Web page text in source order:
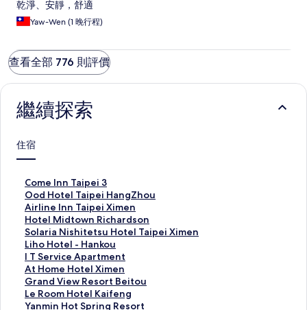
乾淨、安靜，舒適
Yaw-Wen (1 晚行程)
查看全部 776 則評價
繼續探索
住宿
Come Inn Taipei 3
此
連
結
會
開
啟
C
o
m
e
I
Ood Hotel Taipei HangZhou
此
連
結
會
開
啟
O
o
d
H
Airline Inn Taipei Ximen
此
連
結
會
開
啟
A
i
r
Hotel Midtown Richardson
此
連
結
會
開
啟
H
o
Solaria Nishitetsu Hotel Taipei Ximen
此
連
結
會
開
啟
S
Liho Hotel - Hankou
此
連
結
會
開
啟
I T Service Apartment
此
連
結
會
開
At Home Hotel Ximen
此
連
結
會
Grand View Resort Beitou
此
連
結
Le Room Hotel Kaifeng
此
連
Yanmin Hot Spring Resort
此